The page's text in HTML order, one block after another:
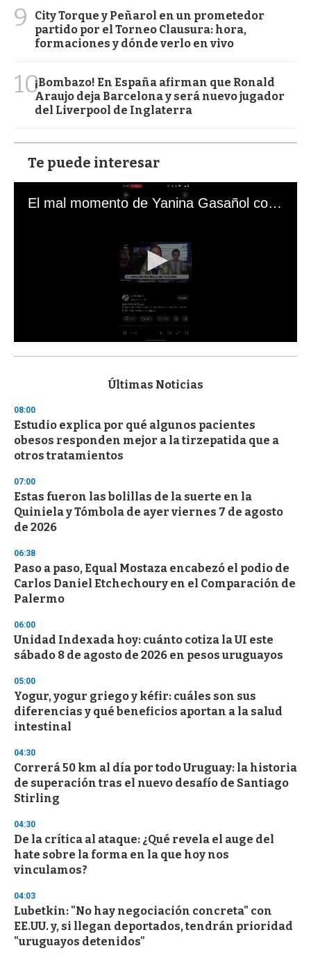
9
City Torque y Peñarol en un prometedor
partido por el Torneo Clausura: hora,
formaciones y dónde verlo en vivo
10¡Bombazo! En España afirman que Ronald
Araujo deja Barcelona y será nuevo jugador
del Liverpool de Inglaterra
Te puede interesar
El mal momento de Yanina Gasañol con un hincha argentino en "Subrayado"
s
d
s
o
f
3
s
e
c
o
n
Últimas Noticias
08:00
Estudio explica por qué algunos pacientes
obesos responden mejor a la tirzepatida que a
otros tratamientos
07:00
Estas fueron las bolillas de la suerte en la
Quiniela y Tómbola de ayer viernes 7 de agosto
de 2026
06:38
Paso a paso, Equal Mostaza encabezó el podio de
Carlos Daniel Etchechoury en el Comparación de
Palermo
06:00
Unidad Indexada hoy: cuánto cotiza la UI este
sábado 8 de agosto de 2026 en pesos uruguayos
05:00
Yogur, yogur griego y kéfir: cuáles son sus
diferencias y qué beneficios aportan a la salud
intestinal
04:30
Correrá 50 km al día por todo Uruguay: la historia
de superación tras el nuevo desafío de Santiago
Stirling
04:30
De la crítica al ataque: ¿Qué revela el auge del
hate sobre la forma en la que hoy nos
vinculamos?
04:03
Lubetkin: "No hay negociación concreta" con
EE.UU. y, si llegan deportados, tendrán prioridad
"uruguayos detenidos"